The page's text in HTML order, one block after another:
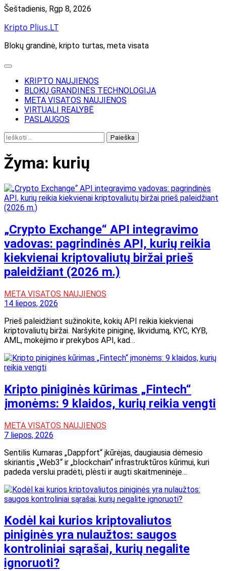
Skip
content
Šeštadienis, Rgp 8, 2026
Kripto Plius.LT
Blokų grandinė, kripto turtas, meta visata
KRIPTO NAUJIENOS
BLOKŲ GRANDINĖS TECHNOLOGIJA
META VISATOS NAUJIENOS
VIRTUALI REALYBĖ
PASLAUGOS
Ieškoti:
Žyma: kurių
„Crypto Exchange“ API integravimo
vadovas: pagrindinės API, kurių reikia
kiekvienai kriptovaliutų biržai prieš
paleidžiant (2026 m.)
META VISATOS NAUJIENOS
14 liepos, 2026
Prieš paleidžiant sužinokite, kokių API reikia kiekvienai
kriptovaliutų biržai. Naršykite piniginę, likvidumą, KYC, KYB,
AML, mokėjimo ir prekybos API, kad…
Kripto piniginės kūrimas „Fintech“
įmonėms: 9 klaidos, kurių reikia vengti
META VISATOS NAUJIENOS
7 liepos, 2026
Sentilis Kumaras „Dappfort“ įkūrėjas, daugiausia dėmesio
skiriantis „Web3“ ir „blockchain“ infrastruktūros kūrimui, kuri
padeda verslui pradėti, plėsti ir augti skaitmeninėje…
Kodėl kai kurios kriptovaliutos
piniginės yra nulaužtos: saugos
kontroliniai sąrašai, kurių negalite
ignoruoti?